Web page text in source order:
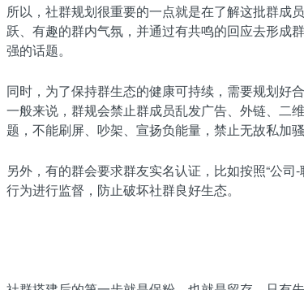
所以，社群规划很重要的一点就是在了解这批群成
跃、有趣的群内气氛，并通过有共鸣的回应去形成
强的话题。
同时，为了保持群生态的健康可持续，需要规划好
一般来说，群规会禁止群成员乱发广告、外链、二
题，不能刷屏、吵架、宣扬负能量，禁止无故私加
另外，有的群会要求群友实名认证，比如按照“公
行为进行监督，防止破坏社群良好生态。